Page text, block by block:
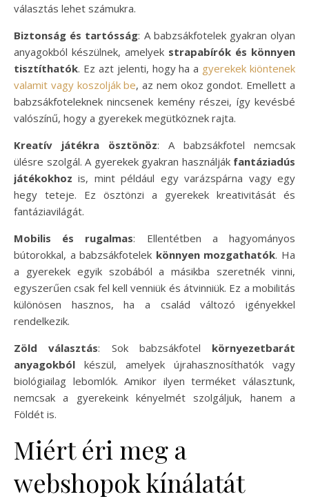
választás lehet számukra.
Biztonság és tartósság: A babzsákfotelek gyakran olyan
anyagokból készülnek, amelyek strapabírók és könnyen
tisztíthatók. Ez azt jelenti, hogy ha a gyerekek kiöntenek
valamit vagy koszolják be, az nem okoz gondot. Emellett a
babzsákfoteleknek nincsenek kemény részei, így kevésbé
valószínű, hogy a gyerekek megütköznek rajta.
Kreatív játékra ösztönöz: A babzsákfotel nemcsak
ülésre szolgál. A gyerekek gyakran használják fantáziadús
játékokhoz is, mint például egy varázspárna vagy egy
hegy teteje. Ez ösztönzi a gyerekek kreativitását és
fantáziavilágát.
Mobilis és rugalmas: Ellentétben a hagyományos
bútorokkal, a babzsákfotelek könnyen mozgathatók. Ha
a gyerekek egyik szobából a másikba szeretnék vinni,
egyszerűen csak fel kell venniük és átvinniük. Ez a mobilitás
különösen hasznos, ha a család változó igényekkel
rendelkezik.
Zöld választás: Sok babzsákfotel környezetbarát
anyagokból készül, amelyek újrahasznosíthatók vagy
biológiailag lebomlók. Amikor ilyen terméket választunk,
nemcsak a gyerekeink kényelmét szolgáljuk, hanem a
Földét is.
Miért éri meg a
webshopok kínálatát